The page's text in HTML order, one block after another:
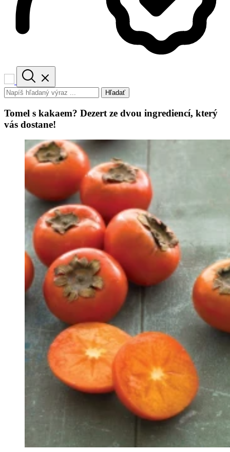
Hľadať
Tomel s kakaem? Dezert ze dvou ingrediencí, který
vás dostane!